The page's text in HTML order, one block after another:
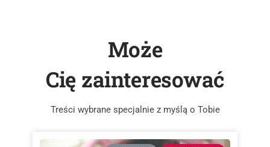
Może
Cię zainteresować
Treści wybrane specjalnie z myślą o Tobie